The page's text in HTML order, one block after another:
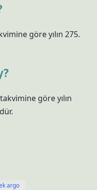
göre yılın 275.
göre yılın
argo